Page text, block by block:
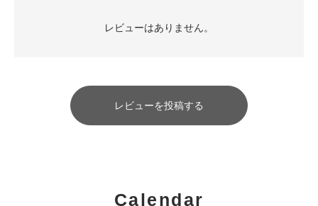
レビューはありません。
レビューを投稿する
Calendar